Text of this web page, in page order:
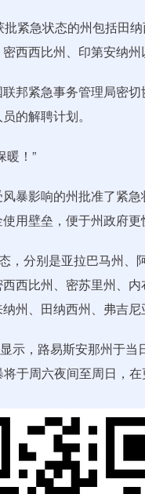
紧急状态的州包括田
西西比州、印第安纳州
紧急事务管理局密切
的解聘计划。
！”
影响的州批准了紧急
用壁垒，便于州政府更
分别是亚拉巴马州、
西比州、密苏里州、内
州、田纳西州、弗吉尼
，路易斯安那州于当
于周六夜间至周日，在